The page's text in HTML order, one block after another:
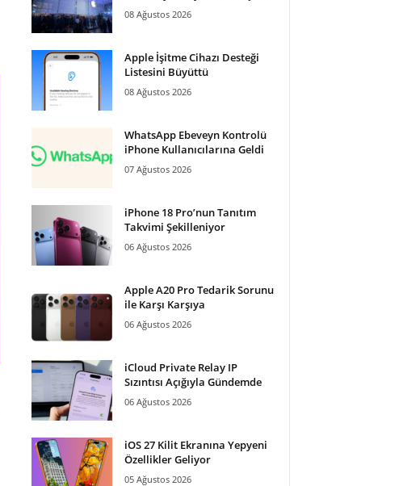
08 Ağustos 2026
Apple İşitme Cihazı Desteği
Listesini Büyüttü
08 Ağustos 2026
WhatsApp Ebeveyn Kontrolü
iPhone Kullanıcılarına Geldi
07 Ağustos 2026
iPhone 18 Pro’nun Tanıtım
Takvimi Şekilleniyor
06 Ağustos 2026
Apple A20 Pro Tedarik Sorunu
ile Karşı Karşıya
06 Ağustos 2026
iCloud Private Relay IP
Sızıntısı Açığıyla Gündemde
06 Ağustos 2026
iOS 27 Kilit Ekranına Yepyeni
Özellikler Geliyor
05 Ağustos 2026